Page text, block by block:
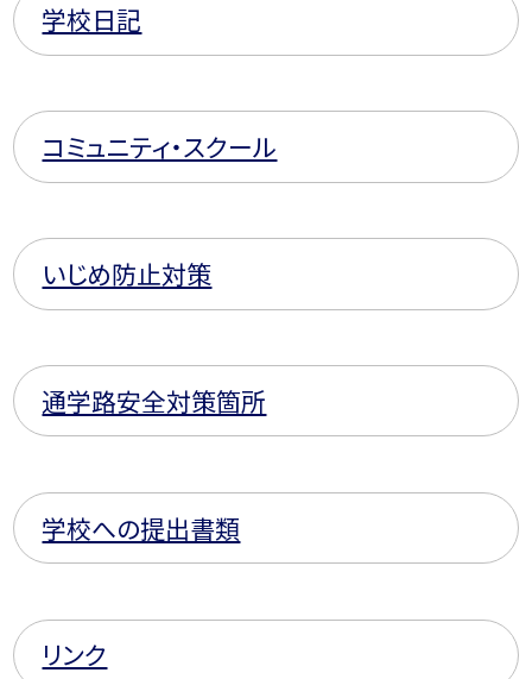
学校日記
コミュニティ・スクール
いじめ防止対策
通学路安全対策箇所
学校への提出書類
リンク